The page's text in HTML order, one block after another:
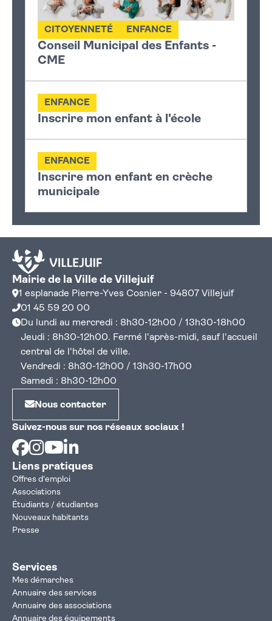
Conseil Municipal des Enfants -
CME
CITOYENNETÉ ENFANCE
Inscrire mon enfant à l'école
ENFANCE
Inscrire mon enfant en crèche
municipale
ENFANCE
Mairie de la Ville de Villejuif
1 esplanade Pierre-Yves Cosnier - 94807 Villejuif
01 45 59 20 00
Du lundi au mercredi : 8h30-12h00 / 13h30-18h00
Jeudi : 8h30-12h00. Fermé l'après-midi, sauf l'accueil
central de l'hôtel de ville.
Vendredi : 8h30-12h00 / 13h30-17h00
Samedi : 8h30-12h00
Nous contacter
Suivez-nous sur nos réseaux sociaux !
Facebook
Instagram
Youtube
Liens pratiques
Offres d'emploi
Associations
Étudiants / étudiantes
Nouveaux habitants
Presse
Services
Mes démarches
Annuaire des services
Annuaire des associations
Annuaire des équipements